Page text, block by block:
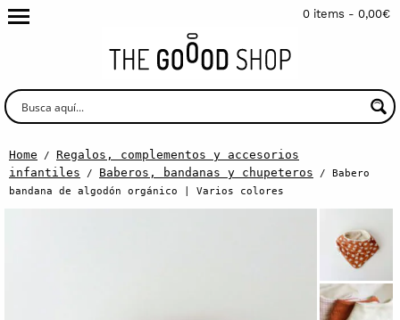
0 items - 0,00€
Home / Regalos, complementos y accesorios
infantiles / Baberos, bandanas y chupeteros / Babero
bandana de algodón orgánico | Varios colores